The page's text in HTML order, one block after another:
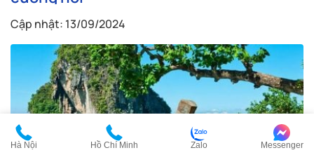
Cập nhật: 13/09/2024
Hà Nội Hồ Chí Minh Zalo Messenger